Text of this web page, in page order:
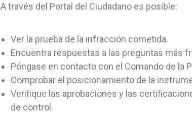
A través del Portal del Ciudadano es posible:
Ver la prueba de la infracción cometida.
Encuentra respuestas a las preguntas más
Póngase en contacto con el Comando de la
Comprobar el posicionamiento de la
Verifique las aprobaciones y las
de control.